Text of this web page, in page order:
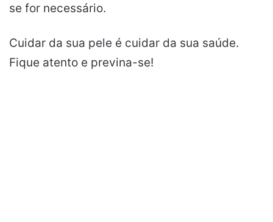
se for necessário.
Cuidar da sua pele é cuidar da sua saúde.
Fique atento e previna-se!